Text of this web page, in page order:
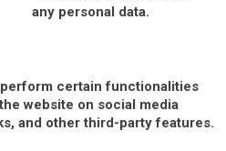
any personal data.
certain functionalities
website on social media
and other third-party features.